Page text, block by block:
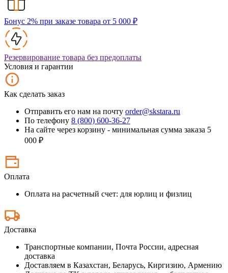
Бонус 2% при заказе товара от 5 000 ₽
Резервирование товара без предоплаты
Условия и гарантии
Как сделать заказ
Отправить его нам на почту order@skstara.ru
По телефону 8 (800) 600-36-27
На сайте через корзину - минимальная сумма заказа 5
000 ₽
Оплата
Оплата на расчетный счет: для юрлиц и физлиц
Доставка
Транспортные компании, Почта России, адресная
доставка
Доставляем в Казахстан, Беларусь, Киргизию, Армению